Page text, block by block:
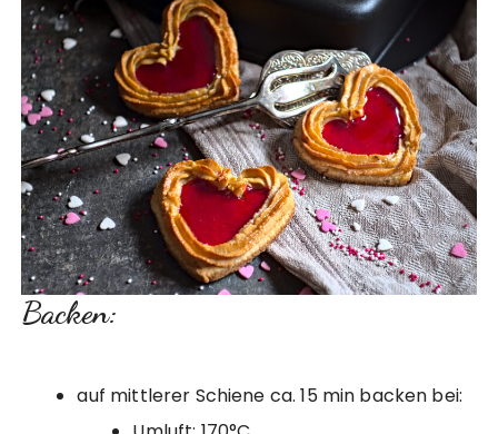
Backen:
auf mittlerer Schiene ca. 15 min backen bei: